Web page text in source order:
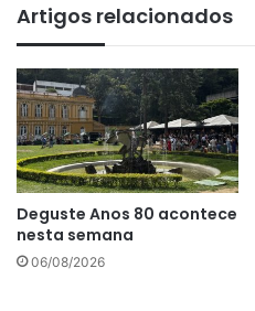
Artigos relacionados
Deguste Anos 80 acontece
nesta semana
06/08/2026